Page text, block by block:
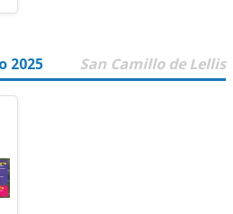
2025 San Camillo de Lellis